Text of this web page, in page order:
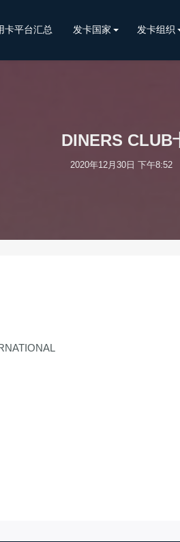
卡平台汇总 发卡国家 发卡组织
DINERS CLUB
2020年12月30日 下午8:52